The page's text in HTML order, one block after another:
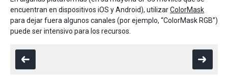
encuentran en dispositivos iOS y Android), utilizarColorMask
para dejar fuera algunos canales (por ejemplo, “ColorMask RGB”)
puede ser intensivo para los recursos.